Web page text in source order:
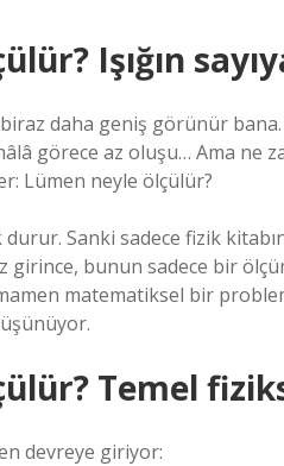
Işığın
daha geniş görünür
görece az oluşu… Ama ne
Lümen neyle ölçülür?
Sanki sadece fizik
girince, bunun sadece bir
matematiksel bir
Temel
devreye giriyor: